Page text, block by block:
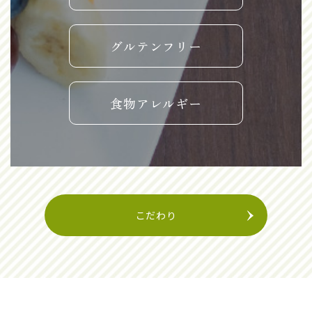
グルテンフリー
食物アレルギー
こだわり